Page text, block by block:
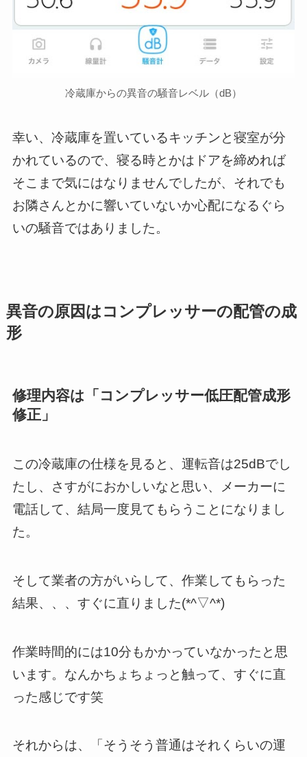
冷蔵庫からの異音の騒音レベル（dB）
幸い、冷蔵庫を置いているキッチンと寝室が分
かれているので、寝る時とかはドアを締めれば
そこまで気にはなりませんでしたが、それでも
お隣さんとかに響いていないか心配になるぐら
いの騒音ではありました。
異音の原因はコンプレッサーの配管の成
形
修理内容は「コンプレッサー低圧配管成形
修正」
この冷蔵庫の仕様を見ると、運転音は25dBでし
たし、さすがにおかしいなと思い、メーカーに
電話して、結局一度見てもらうことになりまし
た。
そして業者の方がいらして、作業してもらった
結果、、、すぐに直りました(*^▽^*)
作業時間的には10分もかかっていなかったと思
います。なんかちょちょっと触って、すぐに直
った感じです笑
それからは、「そうそう普通はそれくらいの運